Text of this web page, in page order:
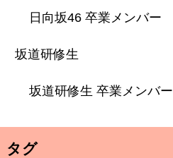
日向坂46 卒業メンバー
坂道研修生
坂道研修生 卒業メンバー
タグ